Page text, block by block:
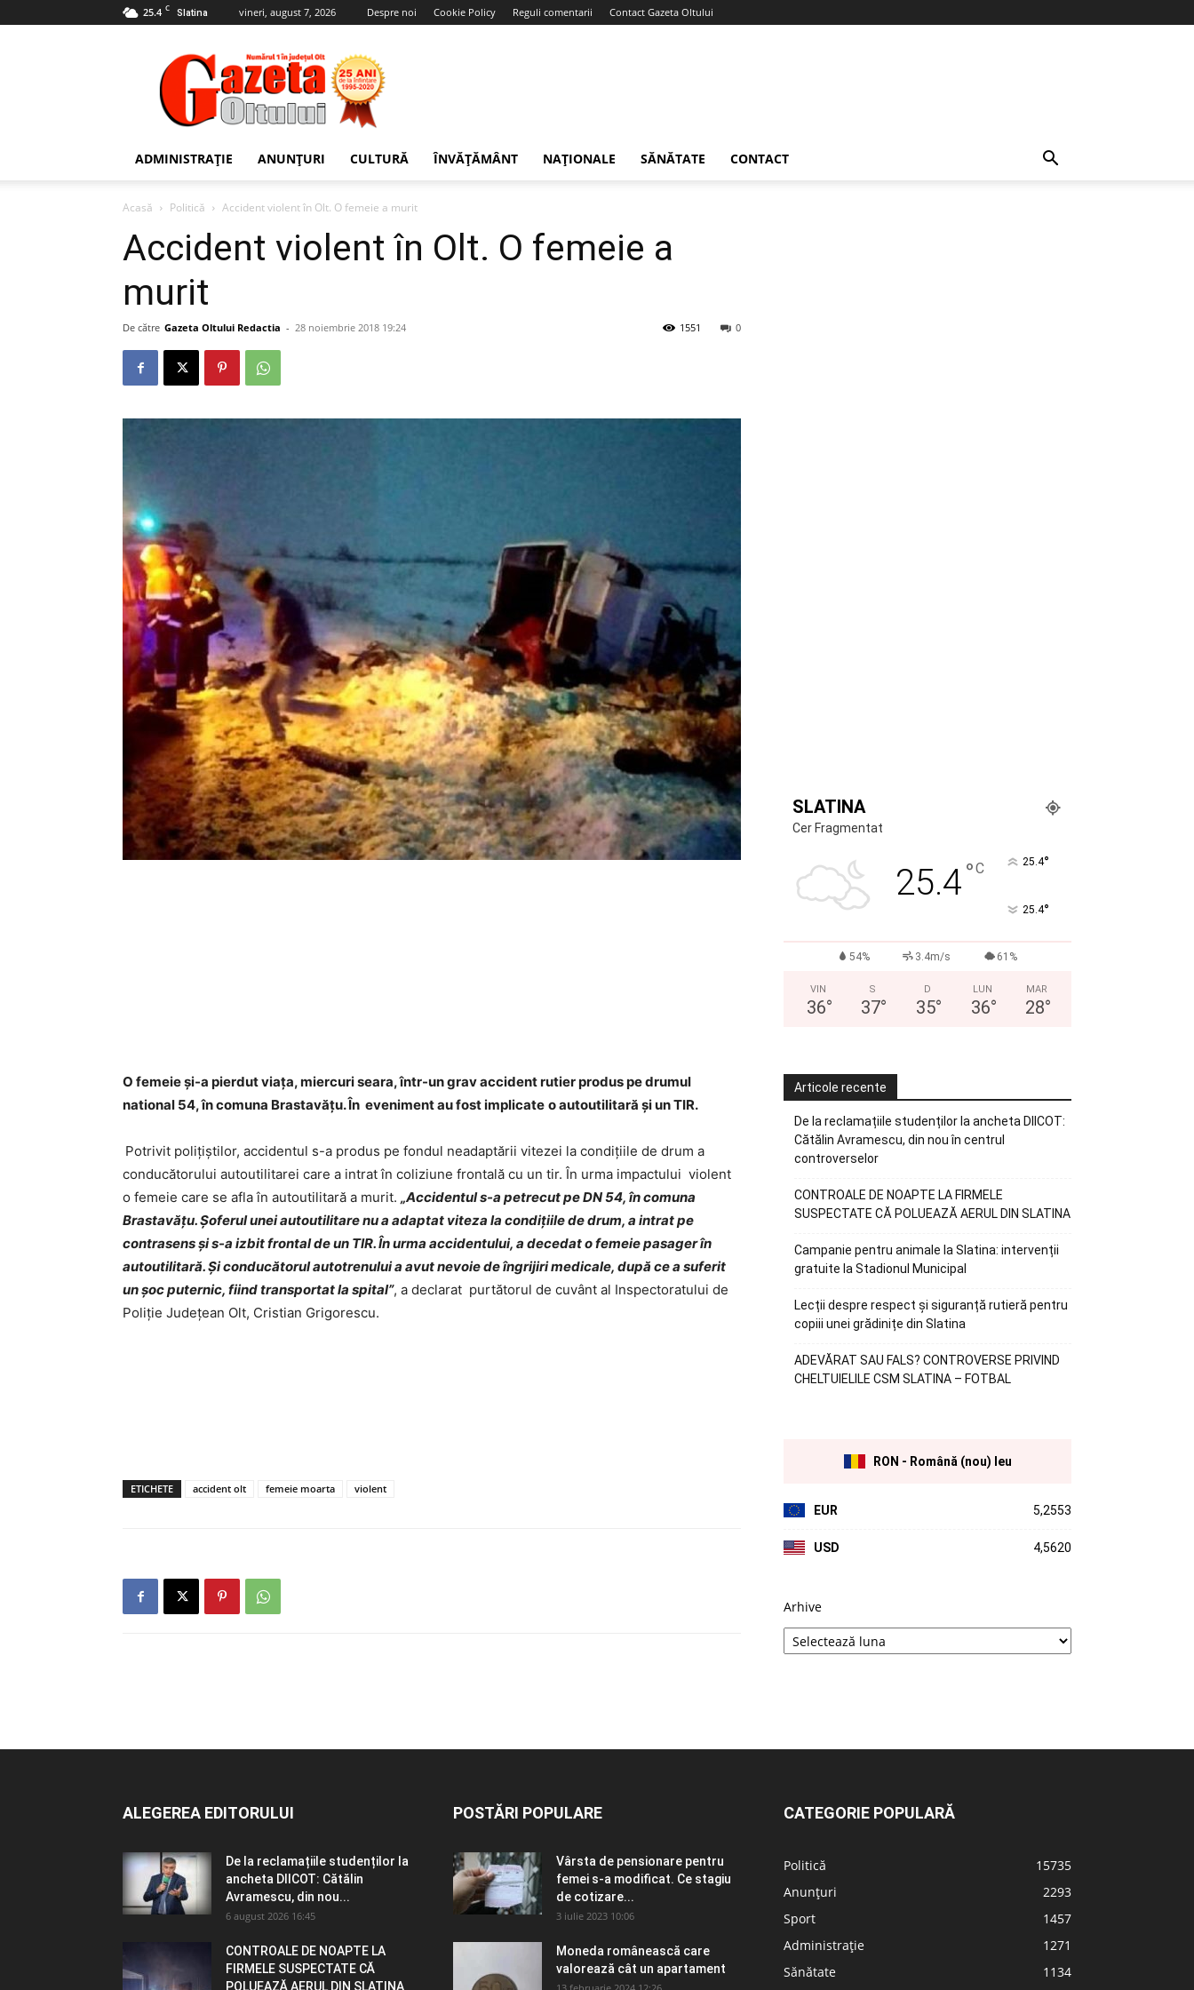
25.4 C Slatina vineri, august 7, 2026 Despre noi Cookie Policy Reguli comentarii Contact Gazeta Oltului
Gazeta
Oltului
ADMINISTRAȚIE ANUNȚURI CULTURĂ ÎNVĂȚĂMÂNT NAȚIONALE SĂNĂTATE CONTACT
Acasă Politică Accident violent în Olt. O femeie a murit
Accident violent în Olt. O femeie a
murit
De către Gazeta Oltului Redactia - 28 noiembrie 2018 19:24 0
1551
O femeie și-a pierdut viața, miercuri seara, într-un grav accident rutier produs pe drumul
national 54, în comuna Brastavățu. În evenimentau fost implicate o autoutilitară și un TIR.
Potrivit polițiștilor, accidentul s-a produs pe fondul neadaptării vitezei la condițiile de drum a
conducătorului autoutilitarei care a intrat în coliziune frontală cu un tir. În urma impactului violent
o femeie care se afla în autoutilitară a murit. „Accidentul s-a petrecut pe DN 54, în comuna
Brastavățu. Șoferul unei autoutilitare nu a adaptat viteza la condițiile de drum, a intrat pe
contrasens și s-a izbit frontal de un TIR. În urma accidentului, a decedat o femeie pasager în
autoutilitară. Și conducătorul autotrenului a avut nevoie de îngrijiri medicale, după ce a suferit
un șoc puternic, fiind transportat la spital”, a declarat purtătorul de cuvânt al Inspectoratului de
Poliție Județean Olt, Cristian Grigorescu.
ETICHETE accident olt femeie moarta violent
SLATINA
Cer Fragmentat
25.4°C 25.4°
25.4°
54% 3.4m/s 61%
VIN
36°
S
37°
D
35°
LUN
36°
MAR
28°
Articole recente
De la reclamațiile studenților la ancheta DIICOT:
Cătălin Avramescu, din nou în centrul
controverselor
CONTROALE DE NOAPTE LA FIRMELE
SUSPECTATE CĂ POLUEAZĂ AERUL DIN SLATINA
Campanie pentru animale la Slatina: intervenții
gratuite la Stadionul Municipal
Lecții despre respect și siguranță rutieră pentru
copiii unei grădinițe din Slatina
ADEVĂRAT SAU FALS? CONTROVERSE PRIVIND
CHELTUIELILE CSM SLATINA – FOTBAL
RON - Română (nou) leu
EUR 5,2553
USD 4,5620
Arhive
ALEGEREA EDITORULUI
De la reclamațiile studenților la
ancheta DIICOT: Cătălin
Avramescu, din nou...
6 august 2026 16:45
CONTROALE DE NOAPTE LA
FIRMELE SUSPECTATE CĂ
POLUEAZĂ AERUL DIN SLATINA
POSTĂRI POPULARE
Vârsta de pensionare pentru
femei s-a modificat. Ce stagiu
de cotizare...
3 iulie 2023 10:06
Moneda românească care
valorează cât un apartament
CATEGORIE POPULARĂ
Politică
15735
Anunțuri
2293
Sport
1457
Administrație
1271
Sănătate
1134